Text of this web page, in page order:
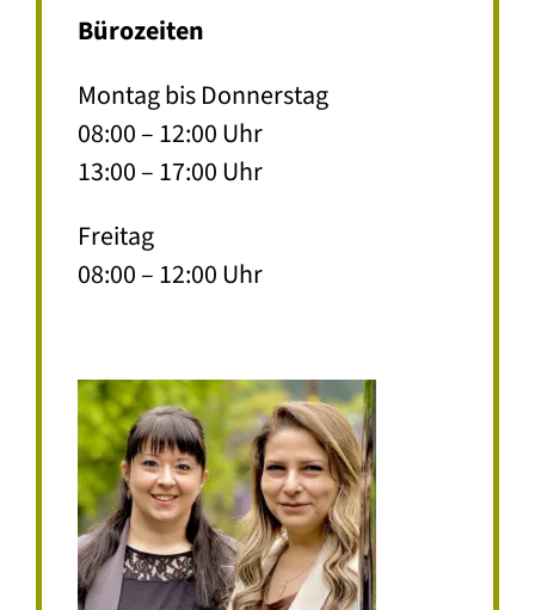
Bürozeiten
Montag bis Donnerstag
08:00 – 12:00 Uhr
13:00 – 17:00 Uhr
Freitag
08:00 – 12:00 Uhr